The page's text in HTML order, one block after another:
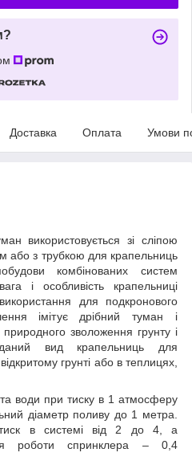
Доставка Оплата Умови
використовується зі сліпою
або з трубкою для крапельниць
комбінованих систем
і особливість крапельниці
для подкронового
імітує дрібний туман і
зволоження грунту і
даний вид крапельниць для
грунті або в теплицях,
води при тиску в 1 атмосферу
діаметр поливу до 1 метра.
тиск в системі від 2 до 4, а
роботи спринклера – 0,4